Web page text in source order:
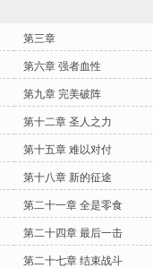
第三章
第六章 强者血性
第九章 完美破阵
第十二章 圣人之力
第十五章 难以对付
第十八章 新的征途
第二十一章 全是零食
第二十四章 最后一击
第二十七章 结束战斗